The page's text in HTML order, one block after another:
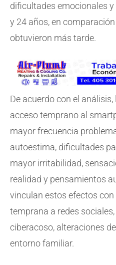
dificultades emocionales
y 24 años, en
obtuvieron más tarde.
De acuerdo con el
acceso temprano al
mayor frecuencia
autoestima, dificultades
mayor irritabilidad,
realidad y pensamientos
vinculan estos efectos
temprana a redes
ciberacoso, alteraciones
entorno familiar.